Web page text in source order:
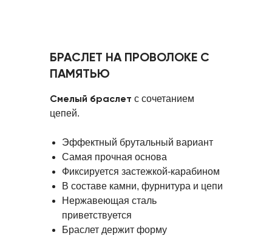
Смелый браслет с сочетанием
цепей.
Эффектный брутальный вариант
Самая прочная основа
Фиксируется застежкой-карабином
В составе камни, фурнитура и цепи
Нержавеющая сталь
приветствуется
Браслет держит форму
БРАСЛЕТ НА ПРОВОЛОКЕ С
ПАМЯТЬЮ